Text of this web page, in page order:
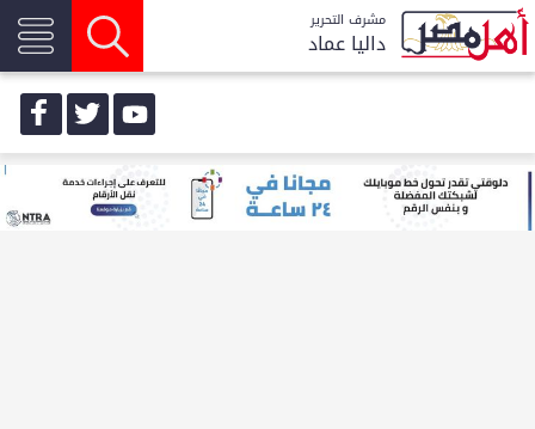
مشرف التحرير
داليا عماد